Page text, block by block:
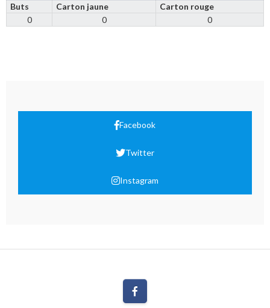
Buts Carton jaune
Carton rouge
0
0 0
Facebook
Twitter
Instagram